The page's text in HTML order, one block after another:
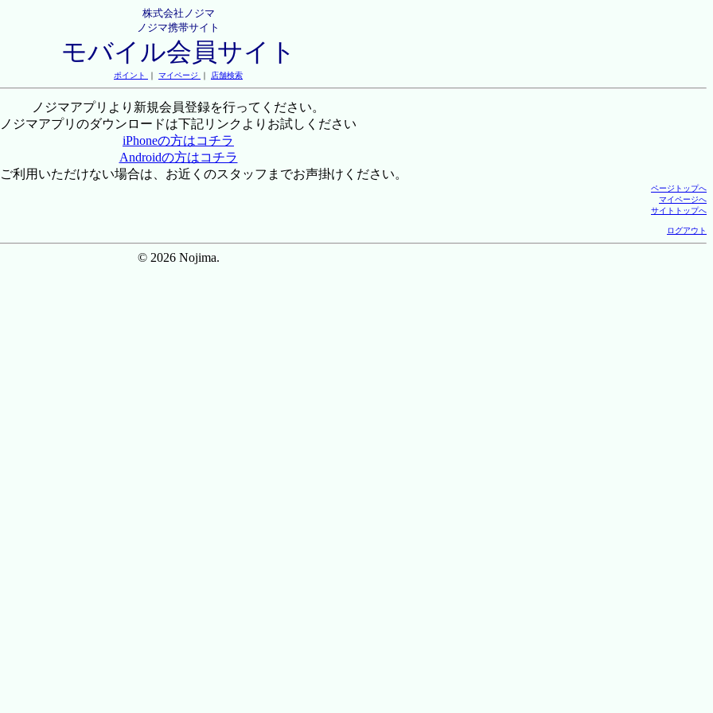
株式会社ノジマ
ノジマ携帯サイト
モバイル会員サイト
ポイント ｜ マイページ ｜ 店舗検索
ノジマアプリより新規会員登録を行ってください。
ノジマアプリのダウンロードは下記リンクよりお試しください
iPhoneの方はコチラ
Androidの方はコチラ
利用いただけない場合は、お近くのスタッフまでお声掛けください。
ページトップへ
マイページへ
サイトトップへ
ログアウト
© 2026 Nojima.